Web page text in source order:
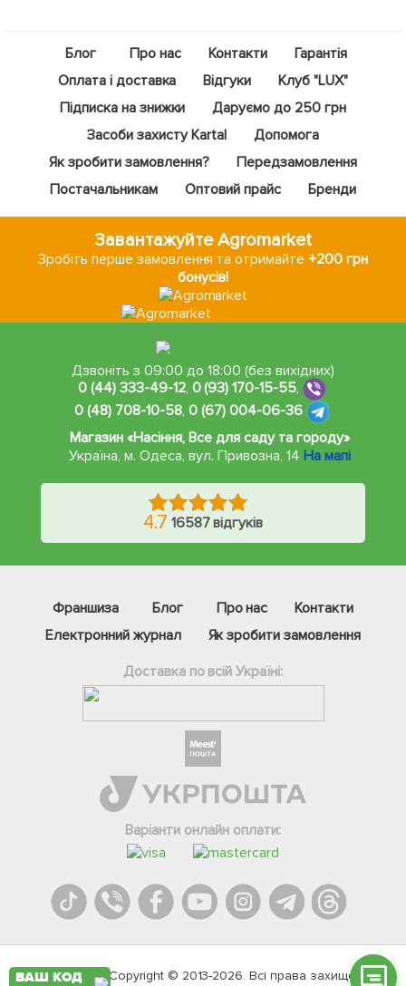
Блог Про нас Контакти
Гарантія
Оплата і доставка
Відгуки
Клуб "LUX"
Підписка на знижки
Даруємо до 250 грн
Засоби захисту Kartal
Допомога
Як зробити замовлення?
Передзамовлення
Постачальникам
Оптовий прайс Бренди
Завантажуйте Agromarket
Зробіть перше замовлення та отримайте+200 грн
бонусів!
Дзвоніть з 09:00 до 18:00 (без вихідних)
0 (44) 333-49-12, 0 (93) 170-15-55,
0 (48) 708-10-58, 0 (67) 004-06-36
Магазин «Насіння, Все для саду та городу»
Україна, м. Одеса,вул. Привозна, 14 На мапі
4.7 16587 відгуків
Франшиза Блог Про нас
Контакти
Електронний журнал
Як зробити замовлення
Доставка по всій Україні:
Варіанти онлайн оплати:
Agromarket.Copyright © 2013-2026. Всі права захищені
Телеграм
Вайбер
Онлайн чат
ВАШ КОД